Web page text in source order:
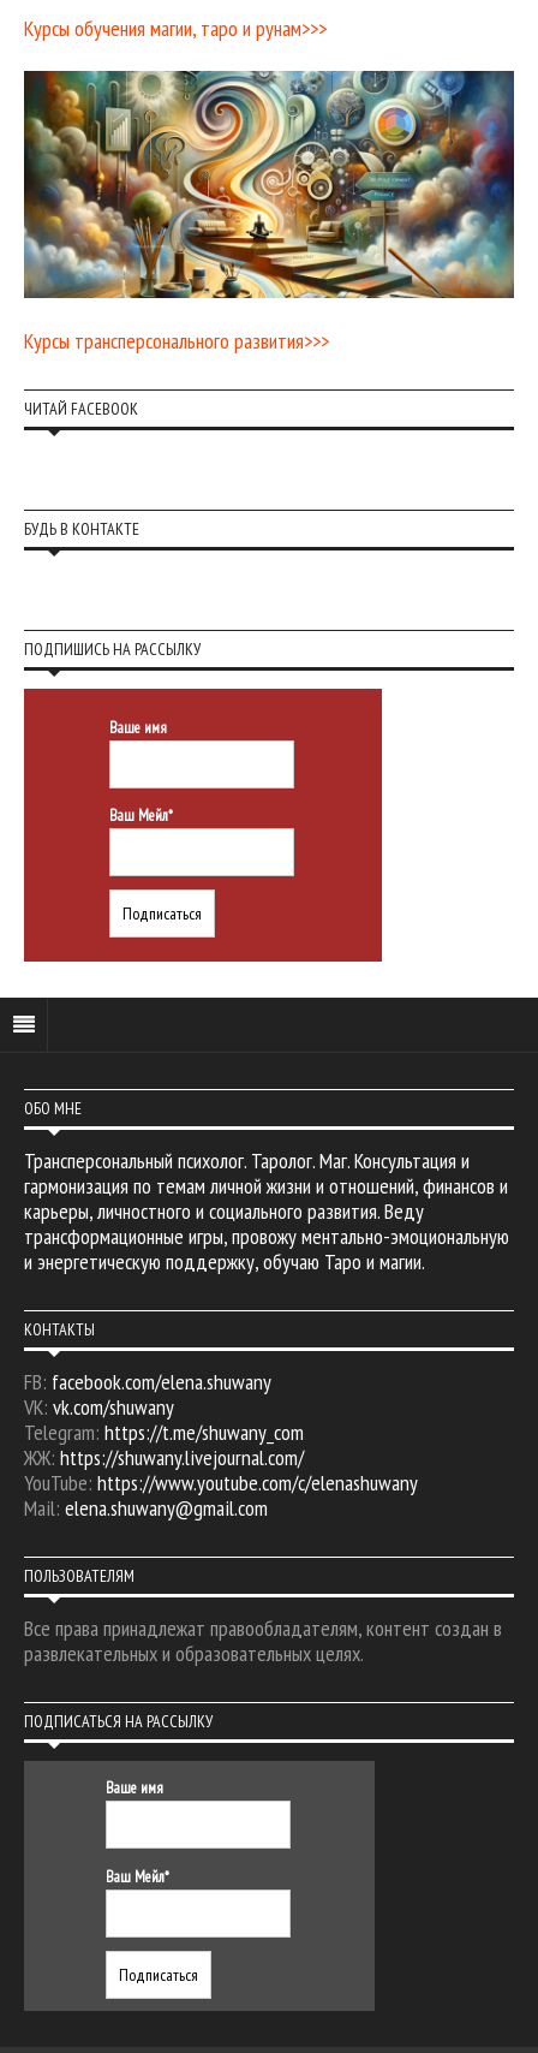
Курсы обучения магии, таро и рунам>>>
Курсы трансперсонального развития>>>
ЧИТАЙ FACEBOOK
БУДЬ В КОНТАКТЕ
ПОДПИШИСЬ НА РАССЫЛКУ
Ваше имя
Ваш Мейл*
ОБО МНЕ
Трансперсональный психолог. Таролог. Маг. Консультация и
гармонизация по темам личной жизни и отношений, финансов и
карьеры, личностного и социального развития. Веду
трансформационные игры, провожу ментально-эмоциональную
и энергетическую поддержку, обучаю Таро и магии.
КОНТАКТЫ
FB: facebook.com/elena.shuwany
VK: vk.com/shuwany
Telegram: https://t.me/shuwany_com
ЖЖ: https://shuwany.livejournal.com/
YouTube: https://www.youtube.com/c/elenashuwany
Mail: elena.shuwany@gmail.com
ПОЛЬЗОВАТЕЛЯМ
Все права принадлежат правообладателям, контент создан в
развлекательных и образовательных целях.
ПОДПИСАТЬСЯ НА РАССЫЛКУ
Ваше имя
Ваш Мейл*